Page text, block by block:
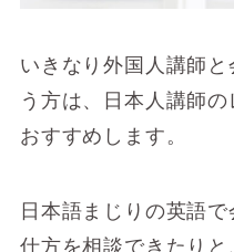
いきなり外国人講師
う方は、日本人講師
おすすめします。
日本語まじりの英語
仕方を相談できたり